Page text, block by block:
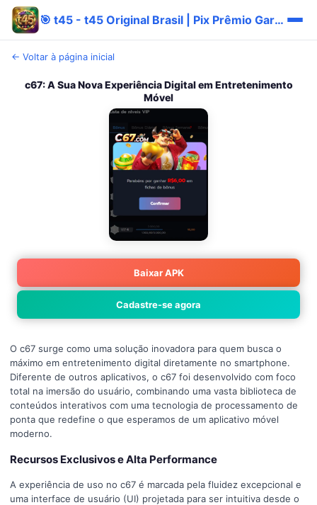
🎯 t45 - t45 Original Brasil | Pix Prêmio Garantido 🎯
← Voltar à página inicial
c67: A Sua Nova Experiência Digital em Entretenimento
Móvel
Baixar APK
Cadastre-se agora
O c67 surge como uma solução inovadora para quem busca o
máximo em entretenimento digital diretamente no smartphone.
Diferente de outros aplicativos, o c67 foi desenvolvido com foco
total na imersão do usuário, combinando uma vasta biblioteca de
conteúdos interativos com uma tecnologia de processamento de
ponta que redefine o que esperamos de um aplicativo móvel
moderno.
Recursos Exclusivos e Alta Performance
A experiência de uso no c67 é marcada pela fluidez excepcional e
uma interface de usuário (UI) projetada para ser intuitiva desde o